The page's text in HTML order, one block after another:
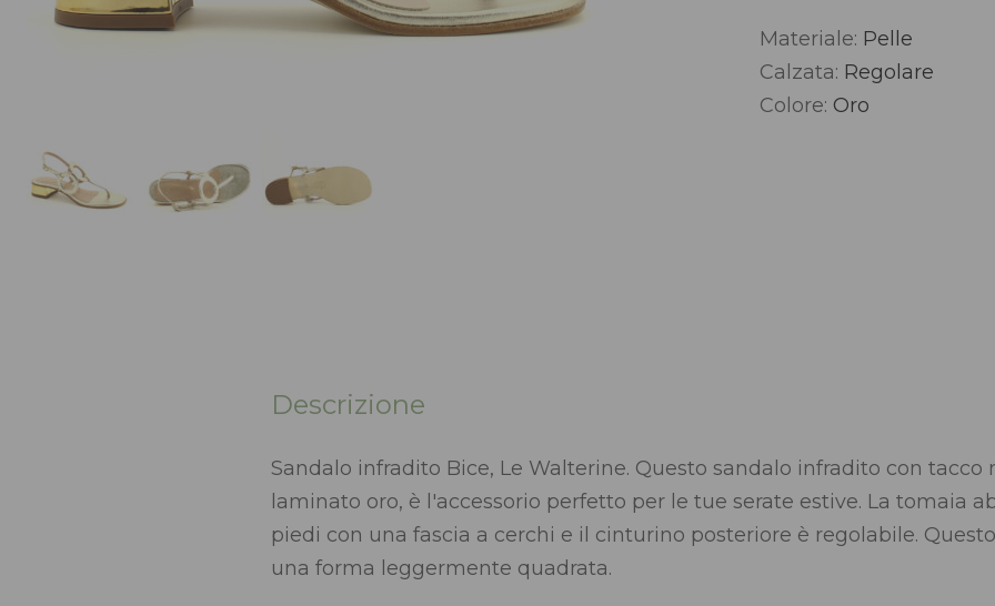
Alternative:
Materiale: Pelle
Calzata: Regolare
Colore: Oro
Descrizione
Sandalo infradito Bice, Le Walterine. Questo sandalo infradito con tacco
laminato oro, è l'accessorio perfetto per le tue serate estive. La tomaia
piedi con una fascia a cerchi e il cinturino posteriore è regolabile.
una forma leggermente quadrata.